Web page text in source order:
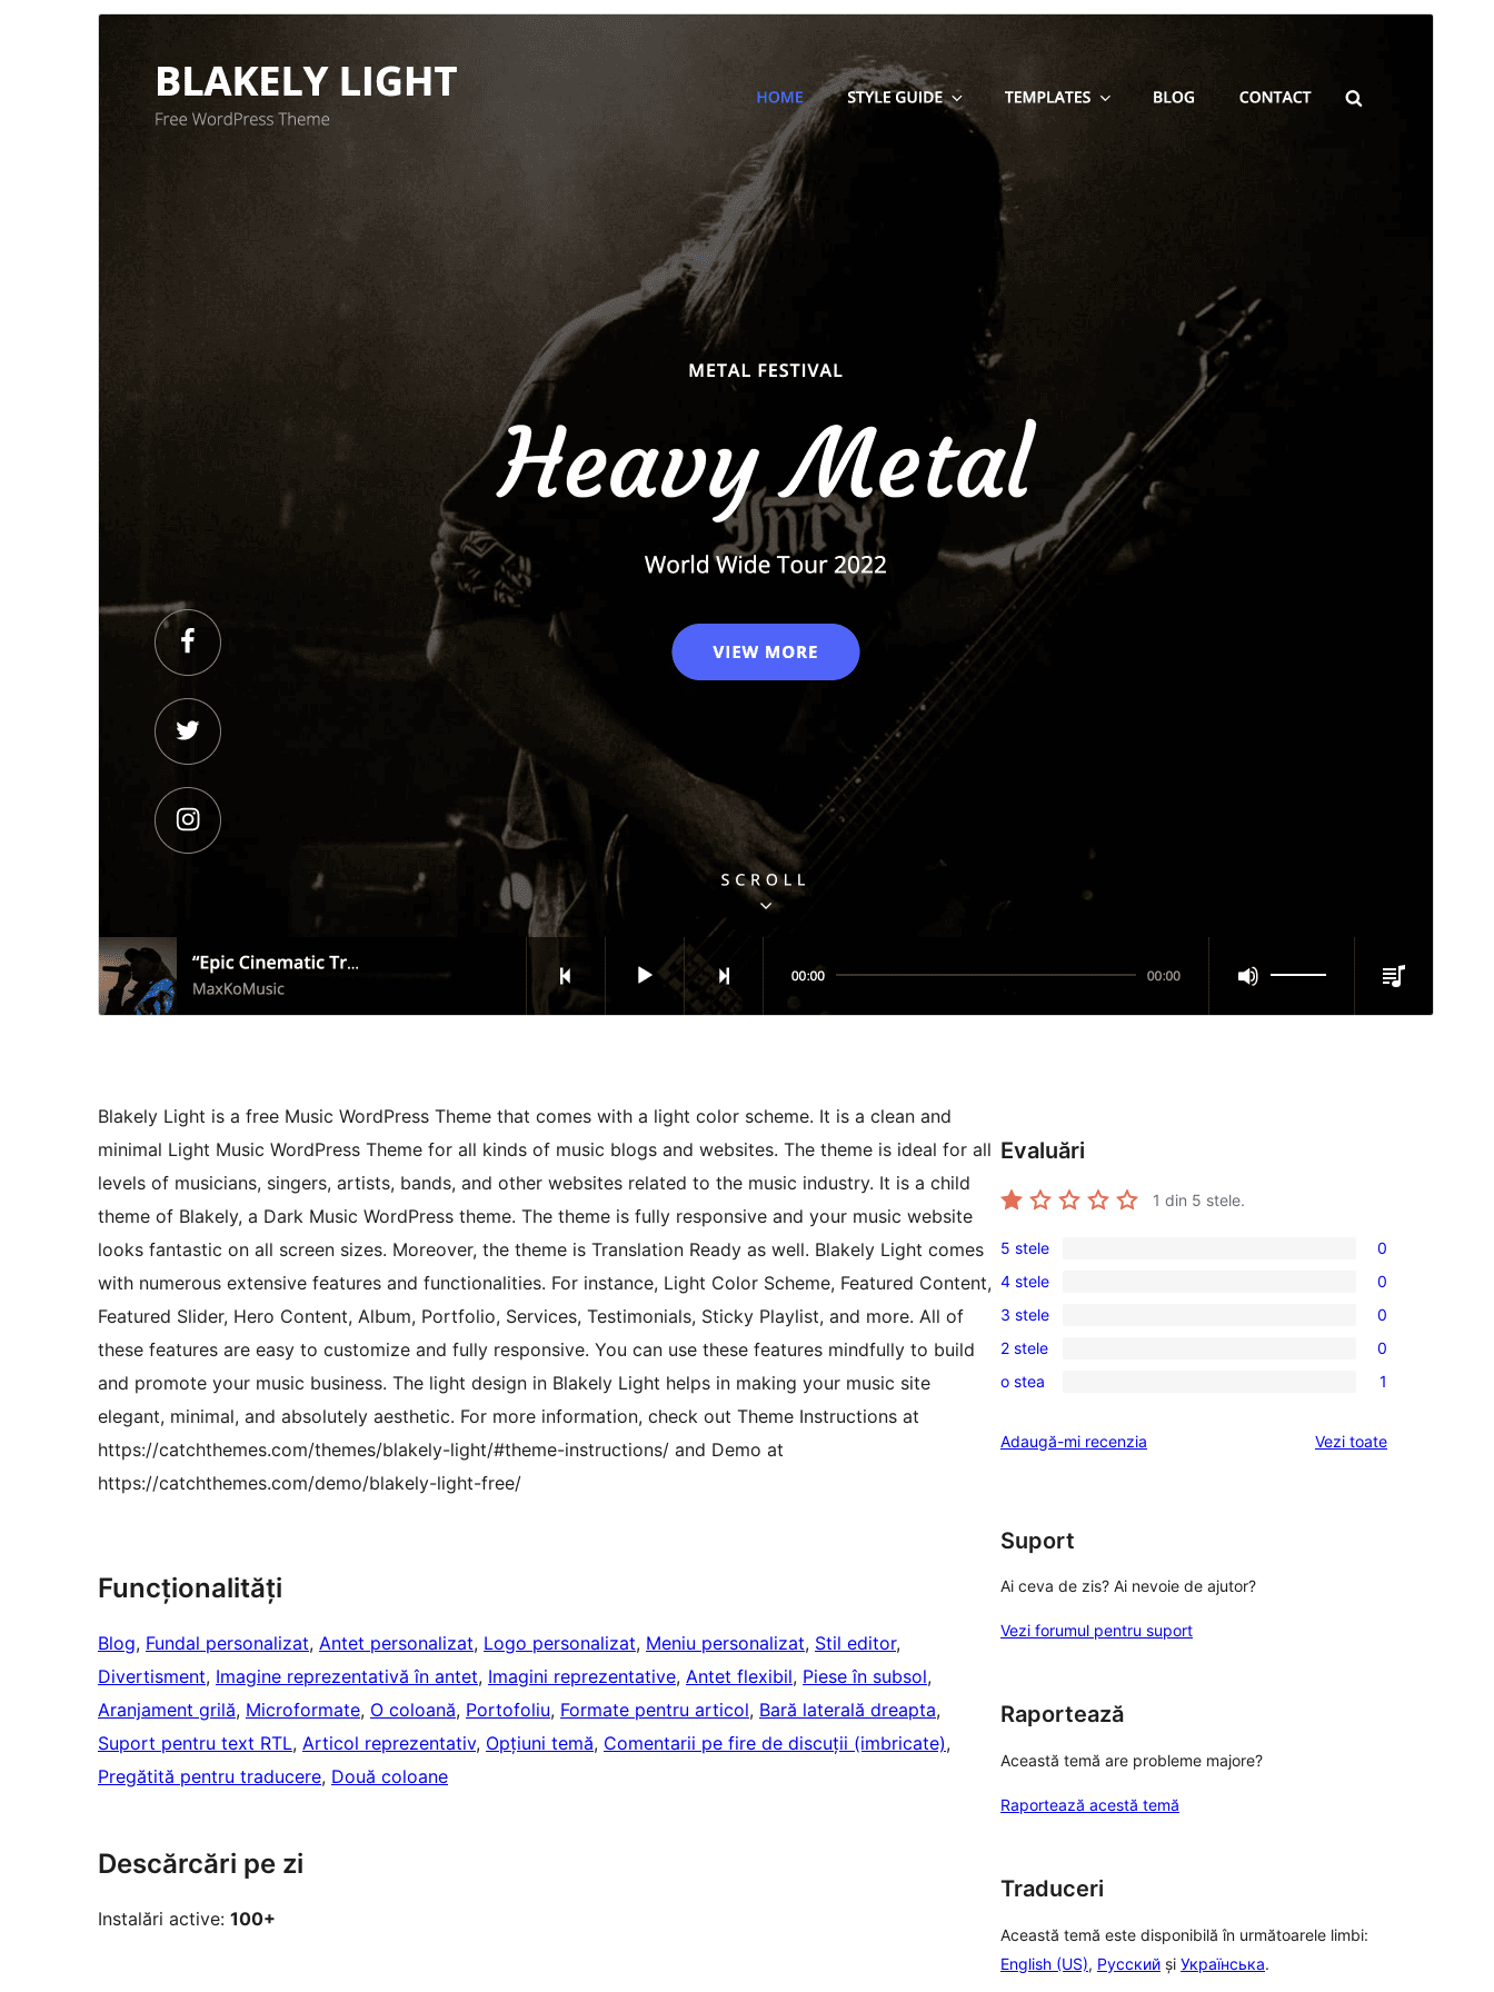
Aceasta este o temă copil aBlakely
Versiune
Instalări active
Blakely Light is a free Music WordPress Theme that comes with a light color scheme. It is a clean and
minimal Light Music WordPress Theme for all kinds of music blogs and websites. The theme is ideal for all
levels of musicians, singers, artists, bands, and other websites related to the music industry. It is a child
theme of Blakely, a Dark Music WordPress theme. The theme is fully responsive and your music website
looks fantastic on all screen sizes. Moreover, the theme is Translation Ready as well. Blakely Light comes
with numerous extensive features and functionalities. For instance, Light Color Scheme, Featured Content,
Featured Slider, Hero Content, Album, Portfolio, Services, Testimonials, Sticky Playlist, and more. All of
these features are easy to customize and fully responsive. You can use these features mindfully to build
and promote your music business. The light design in Blakely Light helps in making your music site
elegant, minimal, and absolutely aesthetic. For more information, check out Theme Instructions at
https://catchthemes.com/themes/blakely-light/#theme-instructions/ and Demo at
https://catchthemes.com/demo/blakely-light-free/
Funcționalități
Blog, Fundal personalizat, Antet personalizat, Logo personalizat, Meniu personalizat, Stil editor
Divertisment, Imagine reprezentativă în antet, Imagini reprezentative, Antet flexibil, Piese în subsol
Aranjament grilă, Microformate, O coloană, Portofoliu, Formate pentru articol, Bară laterală dreapta
Suport pentru text RTL, Articol reprezentativ, Opțiuni temă, Comentarii pe fire de discuții (imbricate)
Pregătită pentru traducere, Două coloane
Descărcări pe zi
Instalări active: 100+
Evaluări
1 din 5 stele.
0
5
–
recenzii
(stele)
5 stele 0
0
4
–
recenzii
4 stele 0
0
3
–
(stele)
3 stele 0
0
2
recenzii
2 stele 0
1
–
o stea 1
Adaugă-mi recenzia Vezi toaterecenziile
Suport
Ai ceva de zis? Ai nevoie de ajutor?
Vezi forumul pentru suport
Raportează
Această temă are probleme majore?
Raportează acestă temă
Traduceri
Această temă este disponibilă în următoarele limbi:
English (US), Русский și Українська.